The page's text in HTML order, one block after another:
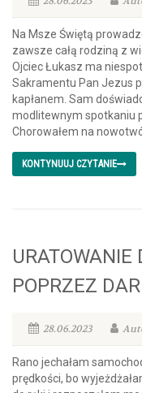
Na Msze Świętą
zawsze całą rodziną z
Ojciec Łukasz ma
Sakramentu Pan Jezus
kapłanem. Sam
modlitewnym spotkaniu
Chorowałem na
KONTYNUUJ CZYTANIE
URATOWANIE
POPRZEZ
28.06.2023
Rano jechałam
prędkości, bo